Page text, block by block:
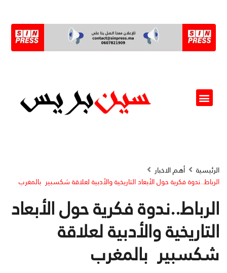
الرئيسية
أهم الاخبار
الرباط..ندوة فكرية حول الأبعاد التاريخية والأدبية لعلاقة شكسبير بالمغرب
الرباط..ندوة فكرية حول الأبعاد
التاريخية والأدبية لعلاقة
شكسبير بالمغرب